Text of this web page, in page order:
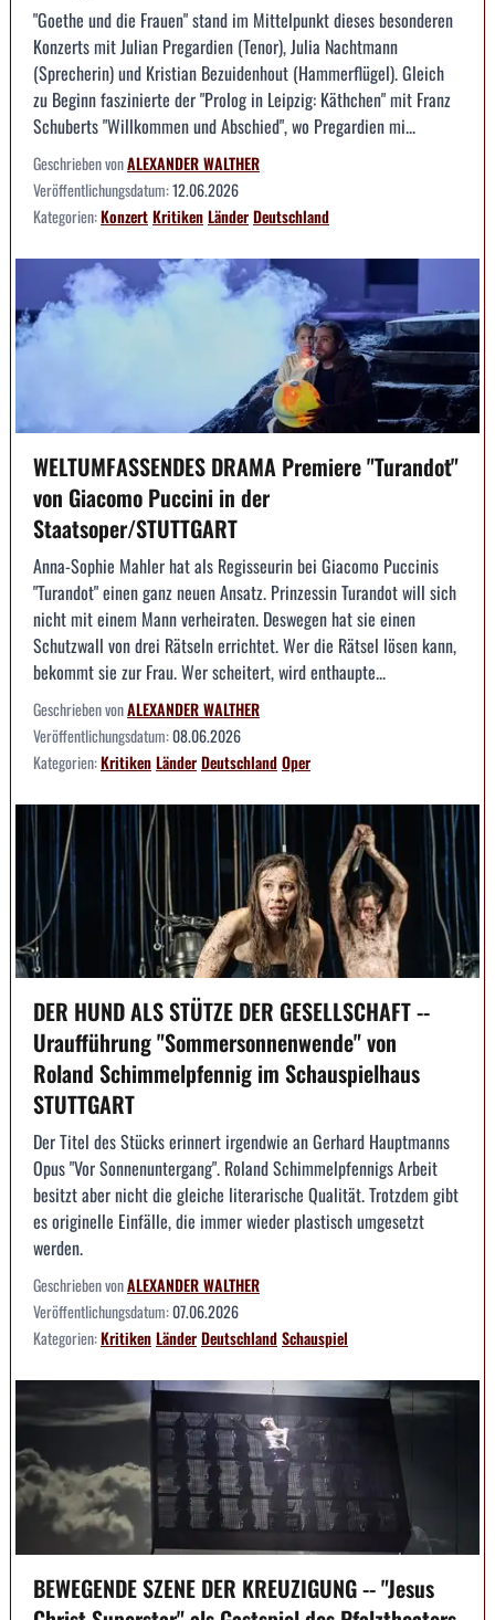
"Goethe und die Frauen" stand im Mittelpunkt dieses besonderen
Konzerts mit Julian Pregardien (Tenor), Julia Nachtmann
(Sprecherin) und Kristian Bezuidenhout (Hammerflügel). Gleich
zu Beginn faszinierte der "Prolog in Leipzig: Käthchen" mit Franz
Schuberts "Willkommen und Abschied", wo Pregardien mi...
Geschrieben vonALEXANDER WALTHER
Veröffentlichungsdatum:12.06.2026
Kategorien:KonzertKritikenLänderDeutschland
WELTUMFASSENDES DRAMA Premiere "Turandot"
von Giacomo Puccini in der
Staatsoper/STUTTGART
Anna-Sophie Mahler hat als Regisseurin bei Giacomo Puccinis
"Turandot" einen ganz neuen Ansatz. Prinzessin Turandot will sich
nicht mit einem Mann verheiraten. Deswegen hat sie einen
Schutzwall von drei Rätseln errichtet. Wer die Rätsel lösen kann,
bekommt sie zur Frau. Wer scheitert, wird enthaupte...
Geschrieben vonALEXANDER WALTHER
Veröffentlichungsdatum:08.06.2026
Kategorien:KritikenLänderDeutschlandOper
DER HUND ALS STÜTZE DER GESELLSCHAFT --
Uraufführung "Sommersonnenwende" von
Roland Schimmelpfennig im Schauspielhaus
STUTTGART
Der Titel des Stücks erinnert irgendwie an Gerhard Hauptmanns
Opus "Vor Sonnenuntergang". Roland Schimmelpfennigs Arbeit
besitzt aber nicht die gleiche literarische Qualität. Trotzdem gibt
es originelle Einfälle, die immer wieder plastisch umgesetzt
werden.
Geschrieben vonALEXANDER WALTHER
Veröffentlichungsdatum:07.06.2026
Kategorien:KritikenLänderDeutschlandSchauspiel
BEWEGENDE SZENE DER KREUZIGUNG -- "Jesus